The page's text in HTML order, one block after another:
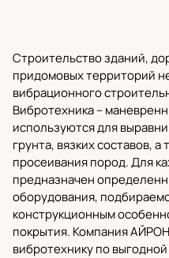
Строительство зданий,
придомовых территорий
вибрационного
Вибротехника –
используются для
грунта, вязких составов,
просеивания пород. Для
предназначен
оборудования,
конструкционным
покрытия. Компания
вибротехнику по